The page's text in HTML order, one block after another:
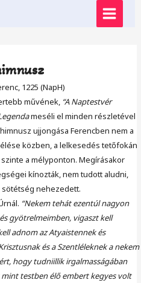
MAIN
1225 (NapH)
művének, “A Naptestvér
meséli el minden részletével
ujjongása Ferencben nem a
közben, a lelkesedés tetőfokán
a mélyponton. Megírásakor
kínozták, nem tudott aludni,
nehezedett.
“Nekem tehát ezentúl nagyon
gyötrelmeimben, vigaszt kell
adnom az Atyaistennek és
és a Szentléleknek a nekem
hogy tudniillik irgalmasságában
testben élő embert kegyes volt